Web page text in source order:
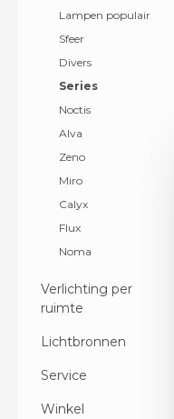
Lampen populair
Sfeer
Divers
Series
Noctis
Alva
Zeno
Miro
Calyx
Flux
Noma
Verlichting per
ruimte
Lichtbronnen
Service
Winkel